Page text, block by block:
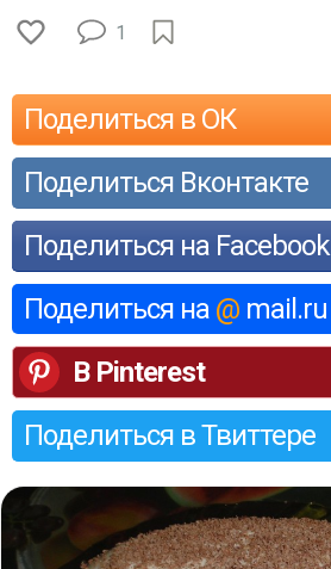
1
Поделиться в ОК
Поделиться Вконтакте
Поделиться на Facebook
Поделиться на @ mail.ru
В Pinterest
Поделиться в Твиттере